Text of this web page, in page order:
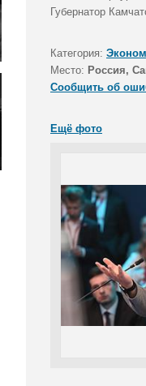
Губернатор
Категория:
Место: Россия,
Сообщить об
Ещё фото